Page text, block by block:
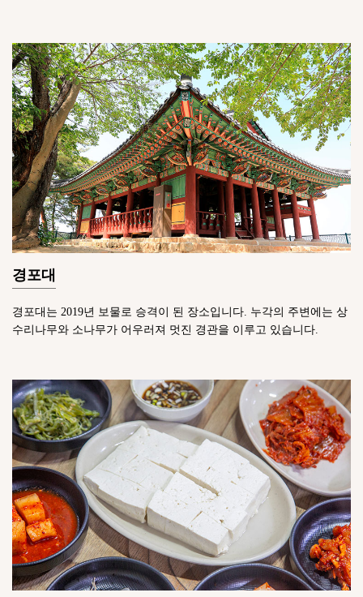
경포대
경포대는 2019년 보물로 승격이 된 장소입니다. 누각의 주변에는 상
수리나무와 소나무가 어우러져 멋진 경관을 이루고 있습니다.